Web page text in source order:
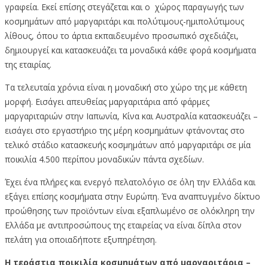
γραφεία. Εκεί επίσης στεγάζεται και ο χώρος παραγωγής των
κοσμημάτων από μαργαριτάρι και πολύτιμους-ημιπολύτιμους
λίθους, όπου το άρτια εκπαιδευμένο προσωπικό σχεδιάζει,
δημιουργεί και κατασκευάζει τα μοναδικά κάθε φορά κοσμήματα
της εταιρίας.
Τα τελευταία χρόνια είναι η μοναδική στο χώρο της με κάθετη
μορφή. Εισάγει απευθείας μαργαριτάρια από φάρμες
μαργαριταριών στην Ιαπωνία, Κίνα και Αυστραλία κατασκευάζει –
εισάγει στο εργαστήριο της μέρη κοσμημάτων φτάνοντας στο
τελικό στάδιο κατασκευής κοσμημάτων από μαργαριτάρι σε μία
ποικιλία 4.500 περίπου μοναδικών πάντα σχεδίων.
Έχει ένα πλήρες και ενεργό πελατολόγιο σε όλη την Ελλάδα και
εξάγει επίσης κοσμήματα στην Ευρώπη. Ένα αναπτυγμένο δίκτυο
προώθησης των προϊόντων είναι εξαπλωμένο σε ολόκληρη την
Ελλάδα με αντιπροσώπους της εταιρείας να είναι δίπλα στον
πελάτη για οποιαδήποτε εξυπηρέτηση.
Η τεράστια ποικιλία κοσμημάτων από μαργαριτάρια –